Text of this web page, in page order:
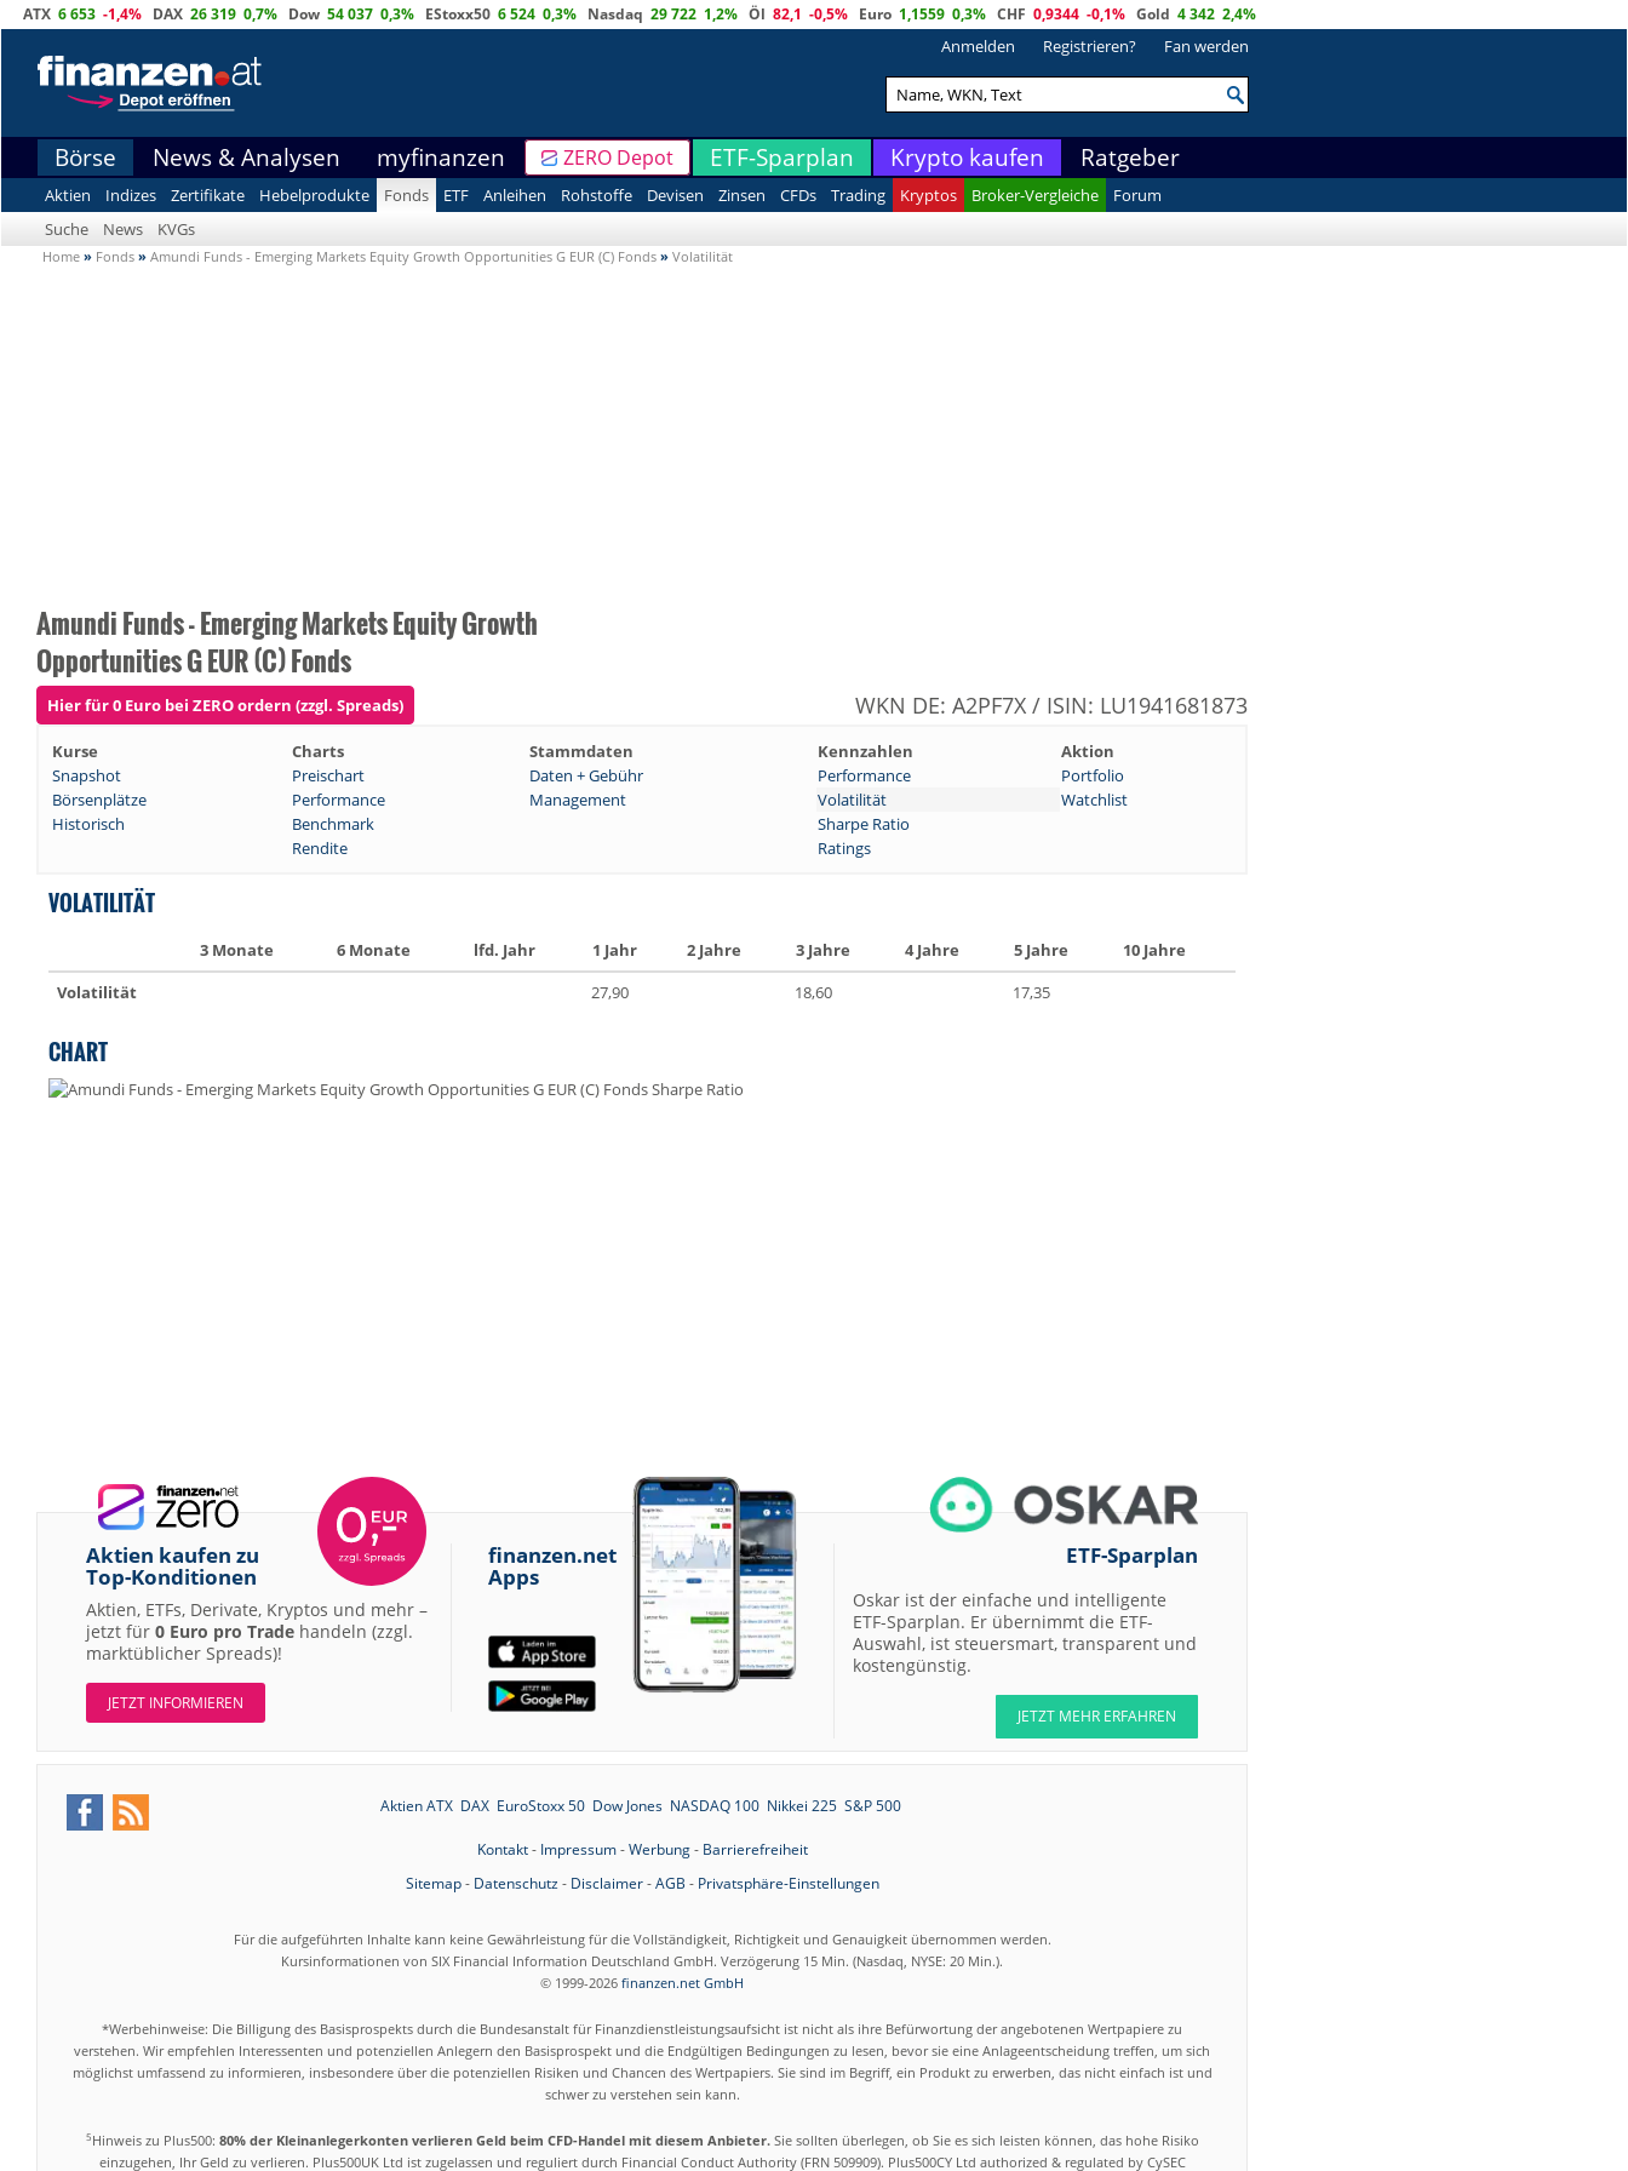
ATX 6 653 -1,4% DAX 26 319 0,7% Dow 54 037 0,3% EStoxx50 6 524 0,3% Nasdaq 29 722 1,2% Öl 82,1 -0,5% Euro 1,1559 0,3% CHF 0,9344 -0,1% Gold 4 342 2,4%
Anmelden Registrieren? Fan werden
Börse News & Analysen myfinanzen ZERO Depot ETF-Sparplan Krypto kaufen Ratgeber
Aktien Indizes Zertifikate Hebelprodukte Fonds ETF Anleihen Rohstoffe Devisen Zinsen CFDs Trading Kryptos Broker-Vergleiche
Forum
Suche
News KVGs
Home » Fonds » Amundi Funds - Emerging Markets Equity Growth Opportunities G EUR (C) Fonds » Volatilität
Amundi Funds - Emerging Markets Equity Growth
Opportunities G EUR (C) Fonds
Hier für 0 Euro bei ZERO ordern (zzgl. Spreads) WKN DE: A2PF7X / ISIN: LU1941681873
Kurse Charts Stammdaten Kennzahlen
Aktion
Snapshot
Preischart Daten + Gebühr Performance
Portfolio
Börsenplätze
Performance Management Volatilität
Watchlist
Historisch
Benchmark
Sharpe Ratio
Rendite
Ratings
VOLATILITÄT
3 Monate 6 Monate lfd. Jahr 1 Jahr 2 Jahre 3 Jahre 4 Jahre 5 Jahre
10 Jahre
Volatilität
27,90 18,60 17,35
CHART
Aktien kaufen zu
Top-Konditionen
Aktien, ETFs, Derivate, Kryptos und mehr –
jetzt für 0 Euro pro Trade handeln (zzgl.
marktüblicher Spreads)!
JETZT INFORMIEREN
finanzen.net
Apps
ETF-Sparplan
Oskar ist der einfache und intelligente
ETF-Sparplan. Er übernimmt die ETF-
Auswahl, ist steuersmart, transparent und
kostengünstig.
JETZT MEHR ERFAHREN
Aktien ATX DAX EuroStoxx 50 Dow Jones NASDAQ 100 Nikkei 225 S&P 500
Kontakt- Impressum-Werbung- Barrierefreiheit
Sitemap- Datenschutz- Disclaimer-AGB - Privatsphäre-Einstellungen
Für die aufgeführten Inhalte kann keine Gewährleistung für die Vollständigkeit, Richtigkeit und Genauigkeit übernommen werden.
Kursinformationen von SIX Financial Information Deutschland GmbH. Verzögerung 15 Min. (Nasdaq, NYSE: 20 Min.).
© 1999-2026 finanzen.net GmbH
*Werbehinweise: Die Billigung des Basisprospekts durch die Bundesanstalt für Finanzdienstleistungsaufsicht ist nicht als ihre Befürwortung der angebotenen Wertpapiere zu
verstehen. Wir empfehlen Interessenten und potenziellen Anlegern den Basisprospekt und die Endgültigen Bedingungen zu lesen, bevor sie eine Anlageentscheidung treffen, um sich
möglichst umfassend zu informieren, insbesondere über die potenziellen Risiken und Chancen des Wertpapiers. Sie sind im Begriff, ein Produkt zu erwerben, das nicht einfach ist und
schwer zu verstehen sein kann.
5Hinweis zu Plus500: 80% der Kleinanlegerkonten verlieren Geld beim CFD-Handel mit diesem Anbieter.Sie sollten überlegen, ob Sie es sich leisten können, das hohe Risiko
einzugehen, Ihr Geld zu verlieren. Plus500UK Ltd ist zugelassen und reguliert durch Financial Conduct Authority (FRN 509909). Plus500CY Ltd authorized & regulated by CySEC